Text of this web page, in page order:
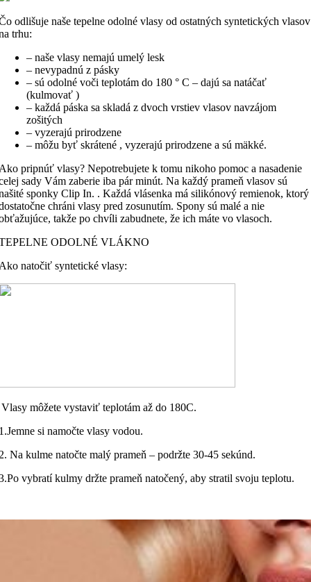
odlišuje naše tepelne odolné vlasy od ostatných syntetických vlasov
trhu:
– naše vlasy nemajú umelý lesk
– nevypadnú z pásky
– sú odolné voči teplotám do 180 ° C – dajú sa natáčať
(kulmovať )
– každá páska sa skladá z dvoch vrstiev vlasov navzájom
zošitých
– vyzerajú prirodzene
– môžu byť skrátené , vyzerajú prirodzene a sú mäkké.
pripnúť vlasy? Nepotrebujete k tomu nikoho pomoc a nasadenie
sady Vám zaberie iba pár minút. Na každý prameň vlasov sú
sponky Clip In. . Každá vlásenka má silikónový remienok, ktorý
chráni vlasy pred zosunutím. Spony sú malé a nie
takže po chvíli zabudnete, že ich máte vo vlasoch.
ODOLNÉ VLÁKNO
natočiť syntetické vlasy:
Vlasy môžete vystaviť teplotám až do 180C.
si namočte vlasy vodou.
Na kulme natočte malý prameň – podržte 30-45 sekúnd.
vybratí kulmy držte prameň natočený, aby stratil svoju teplotu.